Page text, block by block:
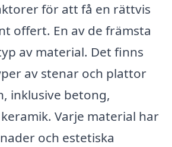
för att få en rättvis
offert. En av de främsta
av material. Det finns
av stenar och plattor
inklusive betong,
Varje material har
och estetiska